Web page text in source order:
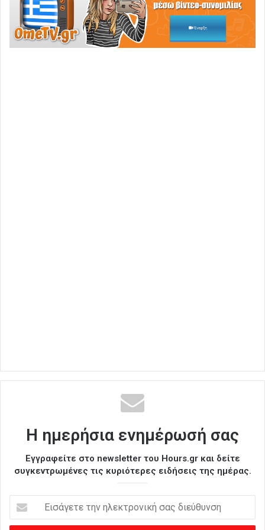
Η ημερήσια ενημέρωσή σας
Εγγραφείτε στο newsletter του Hours.gr και δείτε
συγκεντρωμένες τις κυριότερες ειδήσεις της ημέρας.
σ